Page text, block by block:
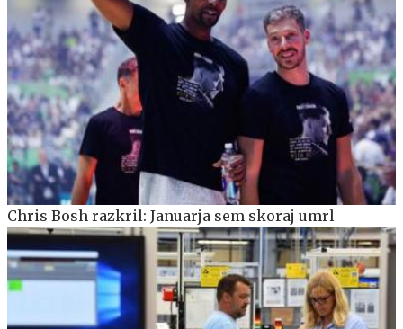
Chris Bosh razkril: Januarja sem skoraj umrl